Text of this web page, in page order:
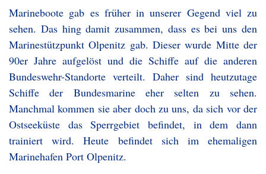
Marineboote gab es früher in unserer Gegend viel zu
sehen. Das hing damit zusammen, dass es bei uns den
Marinestützpunkt Olpenitz gab. Dieser wurde Mitte der
90er Jahre aufgelöst und die Schiffe auf die anderen
Bundeswehr-Standorte verteilt. Daher sind heutzutage
Schiffe der Bundesmarine eher selten zu sehen.
Manchmal kommen sie aber doch zu uns, da sich vor der
Ostseeküste das Sperrgebiet befindet, in dem dann
trainiert wird. Heute befindet sich im ehemaligen
Marinehafen Port Olpenitz.